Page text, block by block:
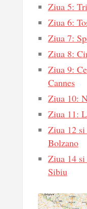
Ziua 5:
Ziua 6:
Ziua 7:
Ziua 8:
Ziua 9:
Cannes
Ziua 10:
Ziua 11:
Ziua 12
Bolzano
Ziua 14
Sibiu